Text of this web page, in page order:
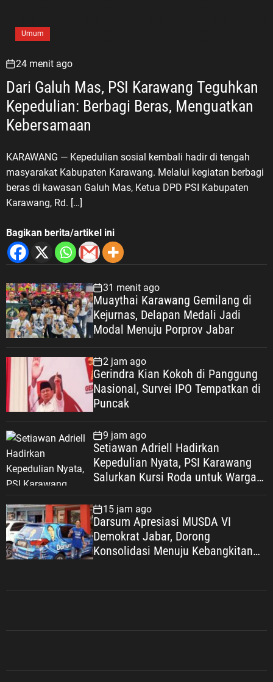
Umum
24 menit ago
Dari Galuh Mas, PSI Karawang Teguhkan
Kepedulian: Berbagi Beras, Menguatkan
Kebersamaan
KARAWANG — Kepedulian sosial kembali hadir di tengah
masyarakat Kabupaten Karawang. Melalui kegiatan berbagi
beras di kawasan Galuh Mas, Ketua DPD PSI Kabupaten
Karawang, Rd. […]
Bagikan berita/artikel ini
31 menit ago
Muaythai Karawang Gemilang di
Kejurnas, Delapan Medali Jadi
Modal Menuju Porprov Jabar
2 jam ago
Gerindra Kian Kokoh di Panggung
Nasional, Survei IPO Tempatkan di
Puncak
9 jam ago
Setiawan Adriell Hadirkan
Kepedulian Nyata, PSI Karawang
Salurkan Kursi Roda untuk Warga
15 jam ago
Darsum Apresiasi MUSDA VI
Demokrat Jabar, Dorong
Konsolidasi Menuju Kebangkitan